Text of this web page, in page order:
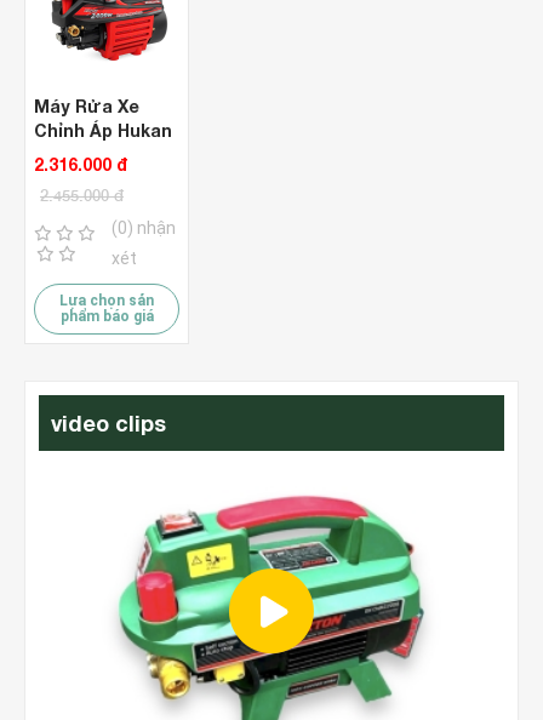
video clips
Máy Rửa Xe
Chỉnh Áp Hukan
G1-R4
2.316.000 đ
2.455.000 đ
(0) nhận
xét
Lựa chọn sản
phẩm báo giá